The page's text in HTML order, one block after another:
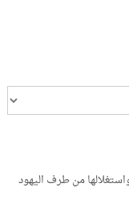
من طرف اليهود